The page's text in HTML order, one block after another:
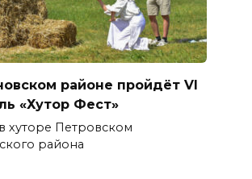
районе пройдёт VI
«Хутор Фест»
в хуторе Петровском
района